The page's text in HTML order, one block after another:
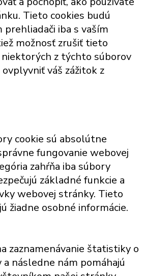
Tieto cookies budú
prehliadači iba s vaším
možnosť zrušiť tieto
niektorých z týchto súborov
váš zážitok z
cookie sú absolútne
fungovanie webovej
zahŕňa iba súbory
základné funkcie a
webovej stránky. Tieto
žiadne osobné informácie.
zaznamenávanie štatistiky o
následne nám pomáhajú